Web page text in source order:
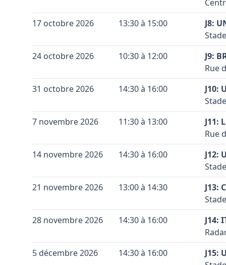
Leaflet|©OpenStreetMapcontributors ©
de
Voir
contributors ©
Voir
Voir
la
Voir
+
Leaflet ©OpenStreetMapcontributors ©
J.
Voir
17 octobre 2026 13:30 à 15:00
J8:
+
Voir
24 octobre 2026 10:30 à 12:00
J9:
Rue
+
Leaflet ©OpenStreetMapcontributors ©
la
Voir
31 octobre 2026 14:30 à 16:00
J10:
+
Voir
7 novembre 2026 11:30 à 13:00
J11:
Rue
+
14 novembre 2026 14:30 à 16:00
J12:
+
21 novembre 2026 13:00 à 14:30
J13:
+
Code
28 novembre 2026 14:30 à 16:00
J14:
+
5 décembre 2026 14:30 à 16:00
J15: